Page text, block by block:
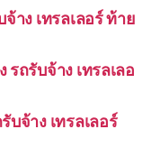
าง เทรลเลอร์ ท้าย
ถรับจ้าง เทรลเลอ
จ้าง เทรลเลอร์